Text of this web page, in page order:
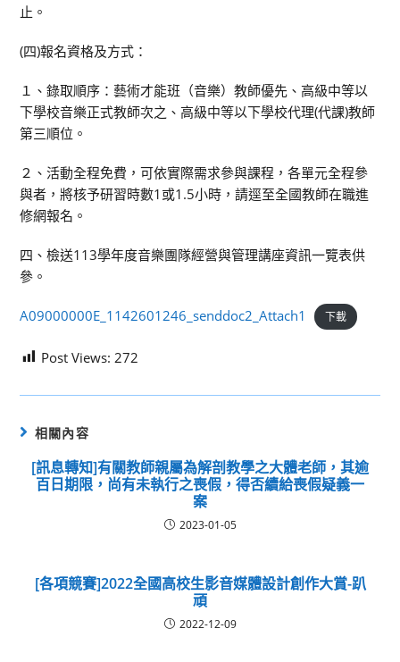
止。
(四)報名資格及方式：
１、錄取順序：藝術才能班（音樂）教師優先、高級中等以
下學校音樂正式教師次之、高級中等以下學校代理(代課)教師
第三順位。
２、活動全程免費，可依實際需求參與課程，各單元全程參
與者，將核予研習時數1或1.5小時，請逕至全國教師在職進
修網報名。
四、檢送113學年度音樂團隊經營與管理講座資訊一覽表供
參。
A09000000E_1142601246_senddoc2_Attach1 下載
Post Views: 272
相關內容
[訊息轉知]有關教師親屬為解剖教學之大體老師，其逾
百日期限，尚有未執行之喪假，得否續給喪假疑義一
案
2023-01-05
[各項競賽]2022全國高校生影音媒體設計創作大賞-趴
頑
2022-12-09